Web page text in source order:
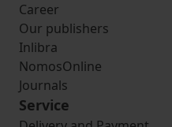
Career
Our publishers
Inlibra
NomosOnline
Journals
Service